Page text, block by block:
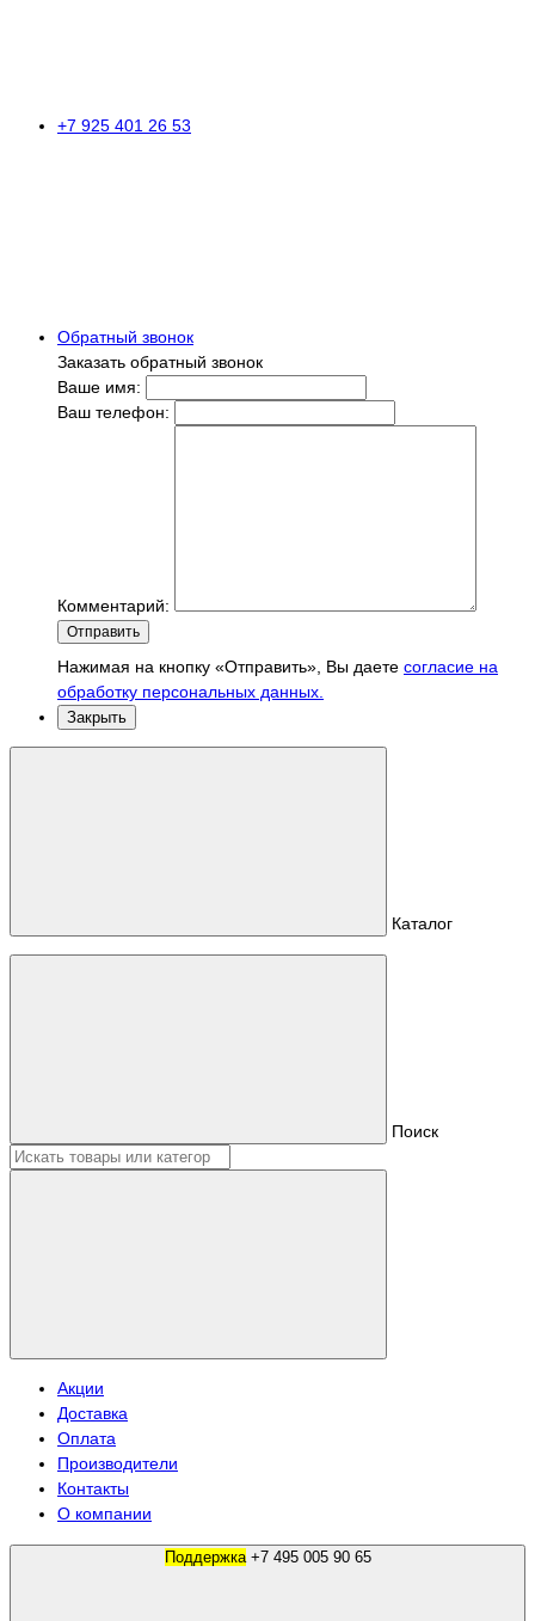
+7 925 401 26 53
Обратный звонок
Заказать обратный звонок
Ваше имя:
Ваш телефон:
Комментарий:
Отправить
Нажимая на кнопку «Отправить», Вы даете согласие на
обработку персональных данных.
Закрыть
Каталог
Поиск
Акции
Доставка
Оплата
Производители
Контакты
О компании
Поддержка +7 495 005 90 65